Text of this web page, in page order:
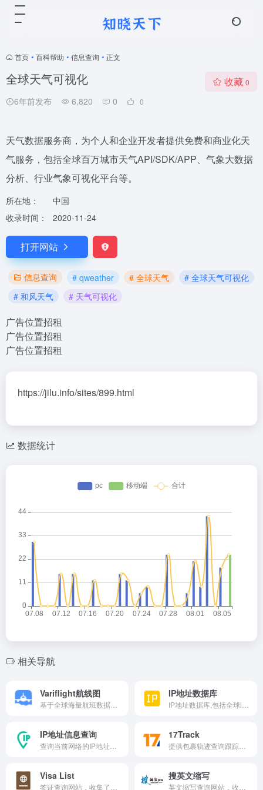
首页 • 百科帮助 • 信息查询 • 正文
全球天气可视化
6年前发布 6,820 0 0
收藏 0
天气数据服务商，为个人和企业开发者提供免费和商业化天
气服务，包括全球百万城市天气API/SDK/APP、气象大数据
分析、行业气象可视化平台等。
所在地：
中国
收录时间：
2020-11-24
打开网站
信息查询 # qweather # 全球天气
# 全球天气可视化
# 和风天气
# 天气可视化
广告位置招租
广告位置招租
广告位置招租
https://jilu.info/sites/899.html
数据统计
相关导航
Variflight航线图 IP地址数据库
IP地址信息查询 17Track
Visa List 搜英文缩写